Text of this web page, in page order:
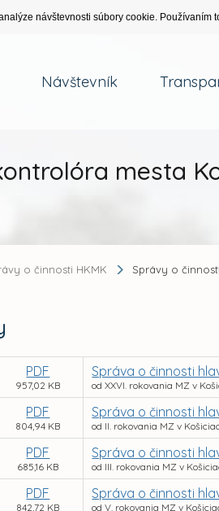
návštevnosti súbory cookie. Používaním
Návštevník
mesta
o činnosti HKMK Správy o
PDF
957,02 KB
Správa o činnosti
od XXVI. rokovania MZ v
PDF
804,94 KB
Správa o činnosti
od II. rokovania MZ v
PDF
685,16 KB
Správa o činnosti
od III. rokovania MZ v
PDF
842,72 KB
Správa o činnosti
od V. rokovania MZ v